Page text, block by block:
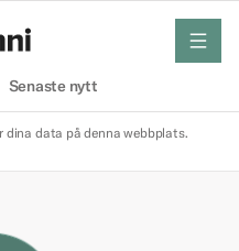
Senaste nytt
meny
dina data på denna webbplats.